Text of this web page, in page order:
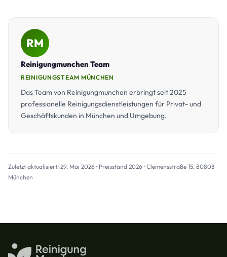
RM
Reinigungmunchen Team
REINIGUNGSTEAM MÜNCHEN
Das Team von Reinigungmunchen erbringt seit 2025
professionelle Reinigungsdienstleistungen für Privat- und
Geschäftskunden in München und Umgebung.
Zuletzt aktualisiert: 29. Mai 2026 · Preisstand 2026 · Clemensstraße 15, 80803
München